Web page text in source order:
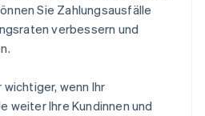
Sie Zahlungsausfälle
verbessern und
wenn Ihr
weiter Ihre Kundinnen und